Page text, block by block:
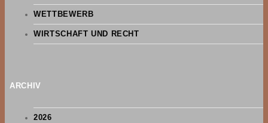
WETTBEWERB
WIRTSCHAFT UND RECHT
ARCHIV
2026